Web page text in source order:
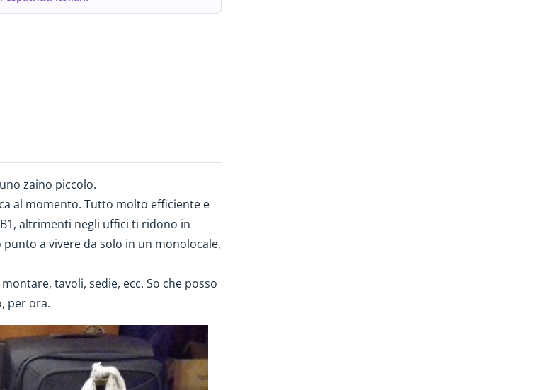
zaino piccolo.
al momento. Tutto molto efficiente e
altrimenti negli uffici ti ridono in
a vivere da solo in un monolocale,
tavoli, sedie, ecc. So che posso
per ora.